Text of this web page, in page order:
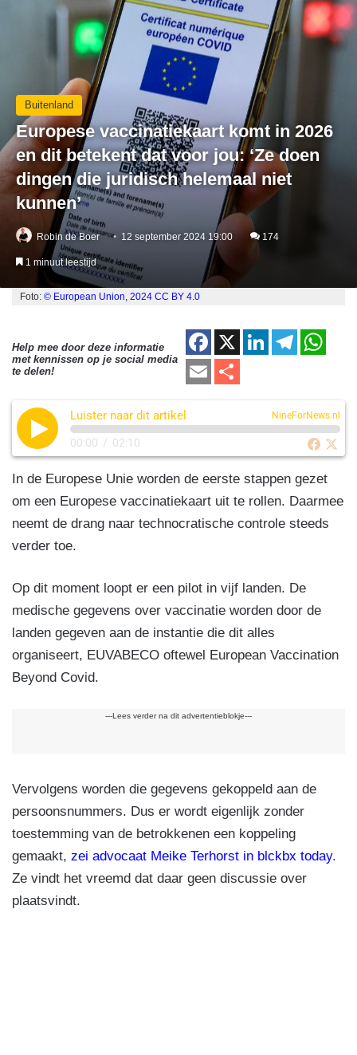
Buitenland
Europese vaccinatiekaart komt in 2026
en dit betekent dat voor jou: ‘Ze doen
dingen die juridisch helemaal niet
kunnen’
Robin de Boer 12 september 2024 19:00 174
1 minuut leestijd
Foto: © European Union, 2024 CC BY 4.0
Help mee door deze informatie
met kennissen op je social media
te delen!
F
a
c
e
o
o
k
X
Li
e
n
T
gr
a
m
s
A
p
p
E
aile
Luister naar dit artikel NineForNews.nl
00:00 / 02:10
In de Europese Unie worden de eerste stappen gezet
om een Europese vaccinatiekaart uit te rollen. Daarmee
neemt de drang naar technocratische controle steeds
verder toe.
Op dit moment loopt er een pilot in vijf landen. De
medische gegevens over vaccinatie worden door de
landen gegeven aan de instantie die dit alles
organiseert, EUVABECO oftewel European Vaccination
Beyond Covid.
---Lees verder na dit advertentieblokje---
Vervolgens worden die gegevens gekoppeld aan de
persoonsnummers. Dus er wordt eigenlijk zonder
toestemming van de betrokkenen een koppeling
gemaakt, zei advocaat Meike Terhorst in blckbx today.
Ze vindt het vreemd dat daar geen discussie over
plaatsvindt.